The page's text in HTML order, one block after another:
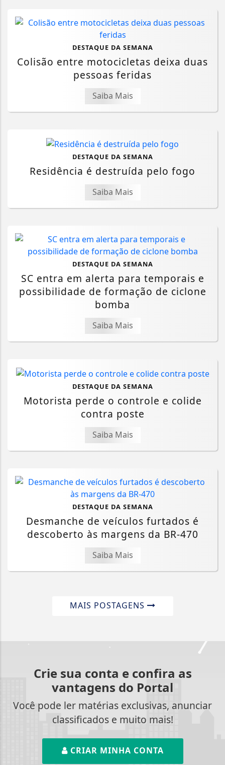
DESTAQUE DA SEMANA
Colisão entre motocicletas deixa duas
pessoas feridas
Saiba Mais
DESTAQUE DA SEMANA
Residência é destruída pelo fogo
Saiba Mais
DESTAQUE DA SEMANA
SC entra em alerta para temporais e
possibilidade de formação de ciclone
bomba
Saiba Mais
DESTAQUE DA SEMANA
Motorista perde o controle e colide
contra poste
Saiba Mais
DESTAQUE DA SEMANA
Desmanche de veículos furtados é
descoberto às margens da BR-470
Saiba Mais
MAIS POSTAGENS
Crie sua conta e confira as
vantagens do Portal
Você pode ler matérias exclusivas, anunciar
classificados e muito mais!
CRIAR MINHA CONTA